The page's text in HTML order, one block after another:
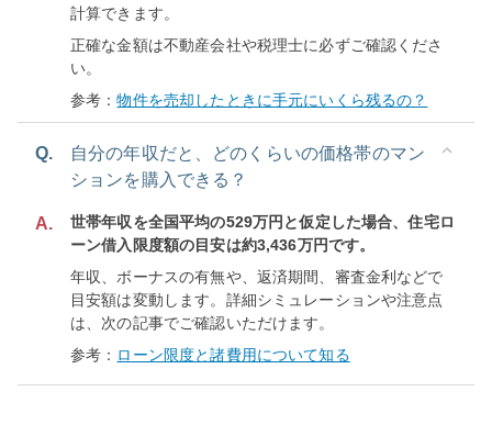
計算できます。
正確な金額は不動産会社や税理士に必ずご確認くださ
い。
参考：物件を売却したときに手元にいくら残るの？
Q.
自分の年収だと、どのくらいの価格帯のマン
ションを購入できる？
A.
世帯年収を全国平均の529万円と仮定した場合、住宅ロ
ーン借入限度額の目安は約3,436万円です。
年収、ボーナスの有無や、返済期間、審査金利などで
目安額は変動します。詳細シミュレーションや注意点
は、次の記事でご確認いただけます。
参考： ローン限度と諸費用について知る